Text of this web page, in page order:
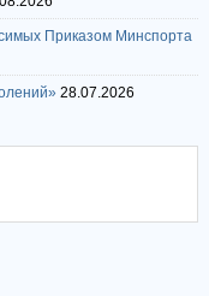
Приказом Минспорта
28.07.2026